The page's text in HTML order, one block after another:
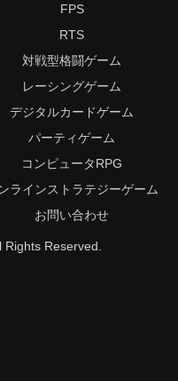
FPS
RTS
対戦型格闘ゲーム
レーシングゲーム
デジタルカードゲーム
パーティゲーム
コンピュータRPG
ラインストラテジーゲーム
お問い合わせ
Reserved.